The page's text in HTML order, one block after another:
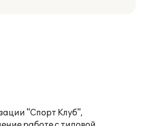
"Спорт Клуб",